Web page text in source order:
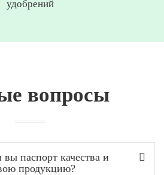
удобрений
вопросы
вы паспорт качества и
продукцию?